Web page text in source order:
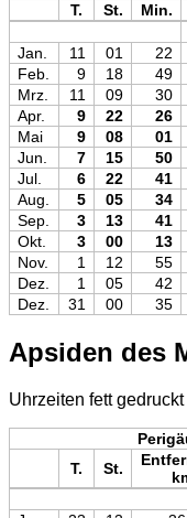
T.
St. Min.
Jan. 11 01 22
Feb.
9 18 49
Mrz.
11 09 30
Apr.
9 22 26
Mai
9 08 01
Jun.
7 15 50
Jul.
6 22 41
Aug.
5 05 34
Sep.
3 13 41
Okt.
3 00 13
Nov.
1 12 55
Dez.
1 05 42
Dez.
31 00 35
Apsiden des
Uhrzeiten fett
T.
St.